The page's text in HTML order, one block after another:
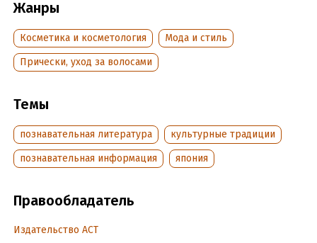
неувядающей красоты жительниц этой удивительной
страны!
Подробная информация
Объем:
Год издания:2025
Дата поступления:4 июля 2019
ISBN (EAN):9785171121389
Жанры
Косметика и косметология
Мода и стиль
Прически, уход за волосами
Темы
познавательная литература
культурные традиции
познавательная информация
япония
Правообладатель
Издательство АСТ